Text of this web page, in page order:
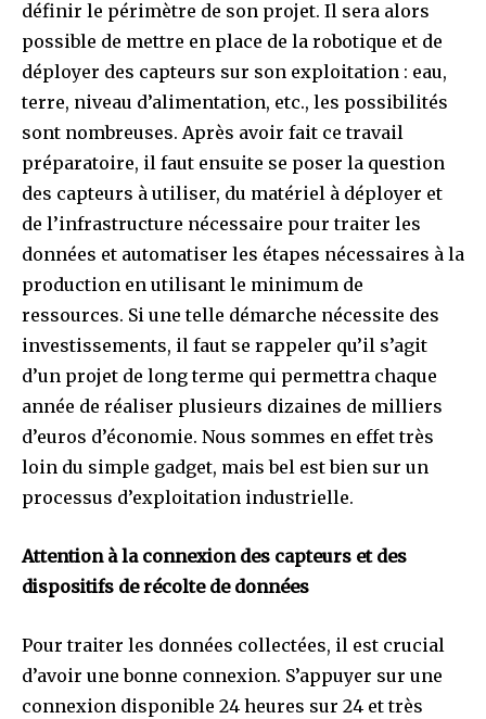
définir le périmètre de son projet. Il sera alors
possible de mettre en place de la robotique et de
déployer des capteurs sur son exploitation : eau,
terre, niveau d’alimentation, etc., les possibilités
sont nombreuses. Après avoir fait ce travail
préparatoire, il faut ensuite se poser la question
des capteurs à utiliser, du matériel à déployer et
de l’infrastructure nécessaire pour traiter les
données et automatiser les étapes nécessaires à la
production en utilisant le minimum de
ressources. Si une telle démarche nécessite des
investissements, il faut se rappeler qu’il s’agit
d’un projet de long terme qui permettra chaque
année de réaliser plusieurs dizaines de milliers
d’euros d’économie. Nous sommes en effet très
loin du simple gadget, mais bel est bien sur un
processus d’exploitation industrielle.
Attention à la connexion des capteurs et des
dispositifs de récolte de données
Pour traiter les données collectées, il est crucial
d’avoir une bonne connexion. S’appuyer sur une
connexion disponible 24 heures sur 24 et très